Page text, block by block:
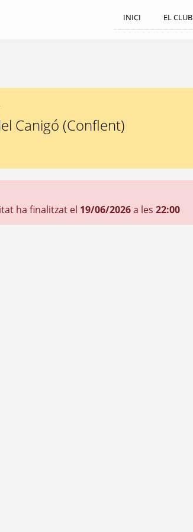
INICI EL CLUB
Canigó (Conflent)
ha finalitzat el 19/06/2026a les 22:00